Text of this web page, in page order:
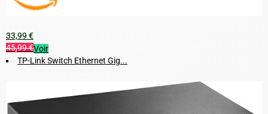
33,99 €
45,99 €Voir
TP-Link Switch Ethernet Gig...